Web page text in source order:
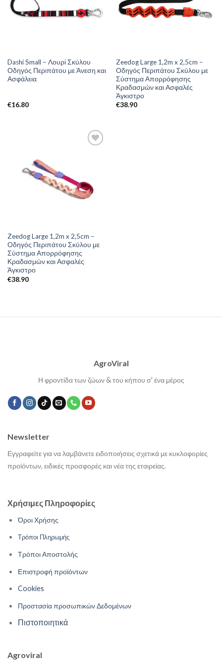
Dashi Small – Λουρί Σκύλου
Οδηγός Περιπάτου με Άνεση και
Ασφάλεια
€16.80
Zeedog Large 1,2m x 2,5cm –
Οδηγός Περιπάτου Σκύλου με
Σύστημα Απορρόφησης
Κραδασμών και Ασφαλές
Άγκιστρο
€38.90
Zeedog Large 1,2m x 2,5cm –
Οδηγός Περιπάτου Σκύλου με
Σύστημα Απορρόφησης
Κραδασμών και Ασφαλές
Άγκιστρο
€38.90
AgroViral
Η φροντίδα των ζώων & του κήπου σ' ένα μέρος
Χρήσιμες Πληροφορίες
Όροι Χρήσης
Τρόποι Πληρωμής
Τρόποι Αποστολής
Επιστροφή προϊόντων
Cookies
Προστασία προσωπικών Δεδομένων
Πιστοποιητικά
Agroviral
Newsletter
Εγγραφείτε για να λαμβάνετε ειδοποιήσεις σχετικά με κυκλοφορίες
προϊόντων, ειδικές προσφορές και νέα της εταιρείας.